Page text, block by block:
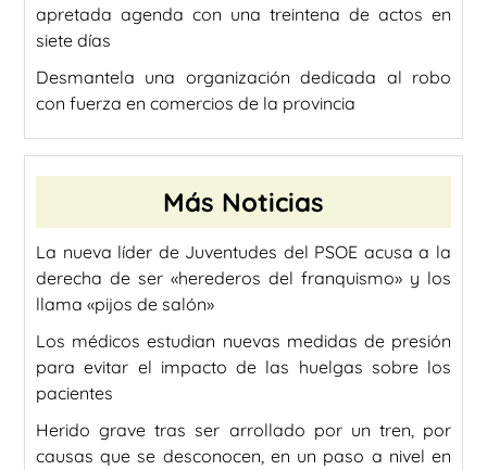
apretada agenda con una treintena de actos en
siete días
Desmantela una organización dedicada al robo
con fuerza en comercios de la provincia
Más Noticias
La nueva líder de Juventudes del PSOE acusa a la
derecha de ser «herederos del franquismo» y los
llama «pijos de salón»
Los médicos estudian nuevas medidas de presión
para evitar el impacto de las huelgas sobre los
pacientes
Herido grave tras ser arrollado por un tren, por
causas que se desconocen, en un paso a nivel en